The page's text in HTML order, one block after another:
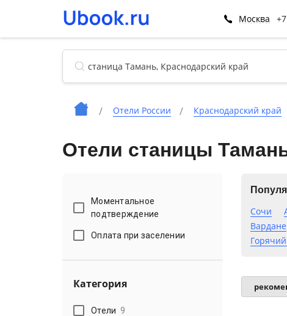
Москва
Отели России Краснодарский край
Отели станицы
Моментальное
подтверждение
Оплата при заселении
Категория
Отели 9
Сочи
Вардане